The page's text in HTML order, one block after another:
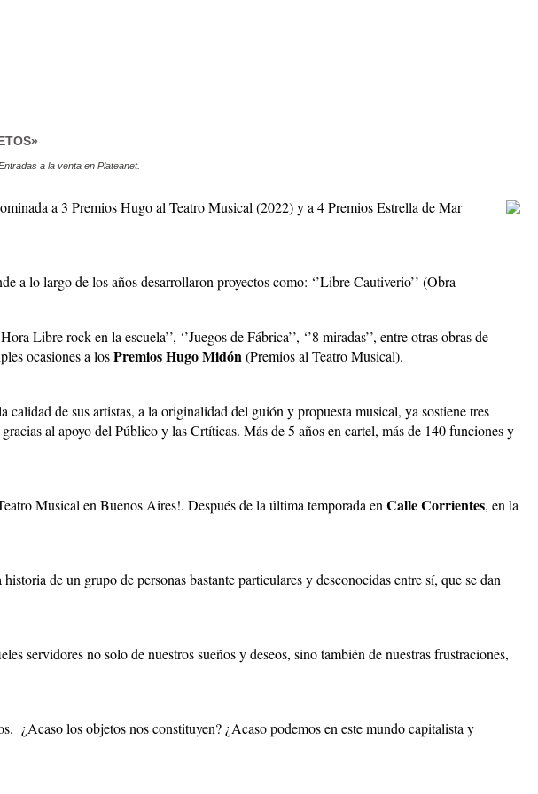
a la venta en Plateanet.
a 3 Premios Hugo al Teatro Musical (2022) y a 4 Premios Estrella de Mar
a lo largo de los años desarrollaron proyectos como: ‘’Libre Cautiverio’’ (Obra
Libre rock en la escuela’’, ‘’Juegos de Fábrica’’, ‘’8 miradas’’, entre otras obras de
ocasiones a losPremios Hugo Midón(Premios al Teatro Musical).
calidad de sus artistas, a la originalidad del guión y propuesta musical, ya sostiene tres
al apoyo del Público y las Crtíticas. Más de 5 años en cartel, más de 140 funciones y
Musical en Buenos Aires!. Después de la última temporada en Calle Corrientes, en la
de un grupo de personas bastante particulares y desconocidas entre sí, que se dan
servidores no solo de nuestros sueños y deseos, sino también de nuestras frustraciones,
¿Acaso los objetos nos constituyen? ¿Acaso podemos en este mundo capitalista y